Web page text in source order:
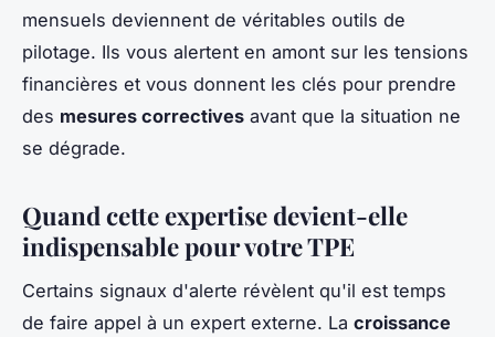
mensuels deviennent de véritables outils de
pilotage. Ils vous alertent en amont sur les tensions
financières et vous donnent les clés pour prendre
des mesures correctives avant que la situation ne
se dégrade.
Quand cette expertise devient-elle
indispensable pour votre TPE
Certains signaux d'alerte révèlent qu'il est temps
de faire appel à un expert externe. La croissance